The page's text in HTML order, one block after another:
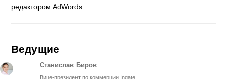
редактором AdWords.
Ведущие
Станислав Биров
Вице-президент по коммерции Ingate